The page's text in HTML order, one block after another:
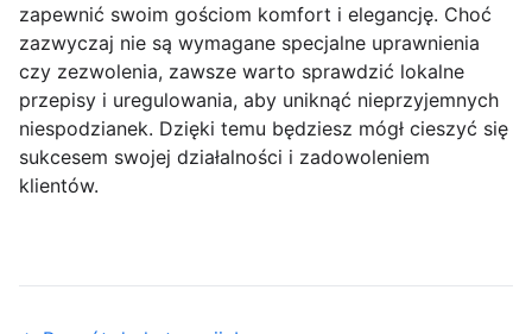
zapewnić swoim gościom komfort i elegancję. Choć
zazwyczaj nie są wymagane specjalne uprawnienia
czy zezwolenia, zawsze warto sprawdzić lokalne
przepisy i uregulowania, aby uniknąć nieprzyjemnych
niespodzianek. Dzięki temu będziesz mógł cieszyć się
sukcesem swojej działalności i zadowoleniem
klientów.